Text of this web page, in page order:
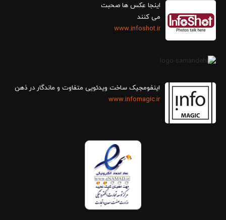
اینجا عکس ها صحبت
می کنند
www.infoshot.ir
اینفومجیک ساخت ویدئویی متفاوت و ماندگار در ذهن
www.infomagic.ir